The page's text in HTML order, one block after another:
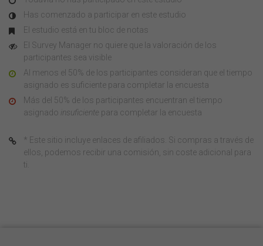
Has comenzado a participar en este estudio
El estudio está en tu bloc de notas
El Survey Manager no quiere que la valoración de los
participantes sea visible
Al menos el 50% de los participantes consideran que el tiempo
asignado es suficiente para completar la encuesta
Más del 50% de los participantes encuentran el tiempo
asignado insuficiente para completar la encuesta
* Este sitio incluye enlaces de afiliados. Si compras a través de
ellos, podemos recibir una comisión, sin coste adicional para
ti.